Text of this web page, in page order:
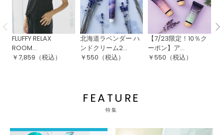
FLUFFY RELAX
ROOM...
￥7,859 （税込）
北海道ラベンダー ハ
ンドクリーム2...
￥550 （税込）
【7/23限定！10％ク
ーポン】ア...
￥550 （税込）
FEATURE
特集